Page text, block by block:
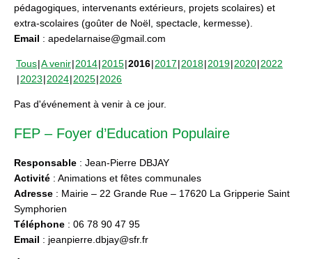
pédagogiques, intervenants extérieurs, projets scolaires) et
extra-scolaires (goûter de Noël, spectacle, kermesse).
Email : apedelarnaise@gmail.com
Tous A venir 2014 2015 2016 2017 2018 2019 2020 2022
2023 2024 2025 2026
Pas d'événement à venir à ce jour.
FEP – Foyer d’Education Populaire
Responsable : Jean-Pierre DBJAY
Activité : Animations et fêtes communales
Adresse : Mairie – 22 Grande Rue – 17620 La Gripperie Saint
Symphorien
Téléphone : 06 78 90 47 95
Email : jeanpierre.dbjay@sfr.fr